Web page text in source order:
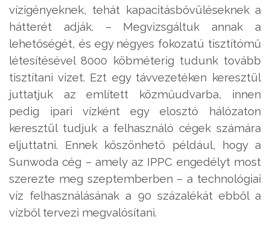
vízigényeknek, tehát kapacitásbővüléseknek a
hátterét adják. – Megvizsgáltuk annak a
lehetőségét, és egy négyes fokozatú tisztítómű
létesítésével 8000 köbméterig tudunk tovább
tisztítani vizet. Ezt egy távvezetéken keresztül
juttatjuk az említett közműudvarba, innen
pedig ipari vízként egy elosztó hálózaton
keresztül tudjuk a felhasználó cégek számára
eljuttatni. Ennek köszönhető például, hogy a
Sunwoda cég – amely az IPPC engedélyt most
szerezte meg szeptemberben – a technológiai
víz felhasználásának a 90 százalékát ebből a
vízből tervezi megvalósítani.